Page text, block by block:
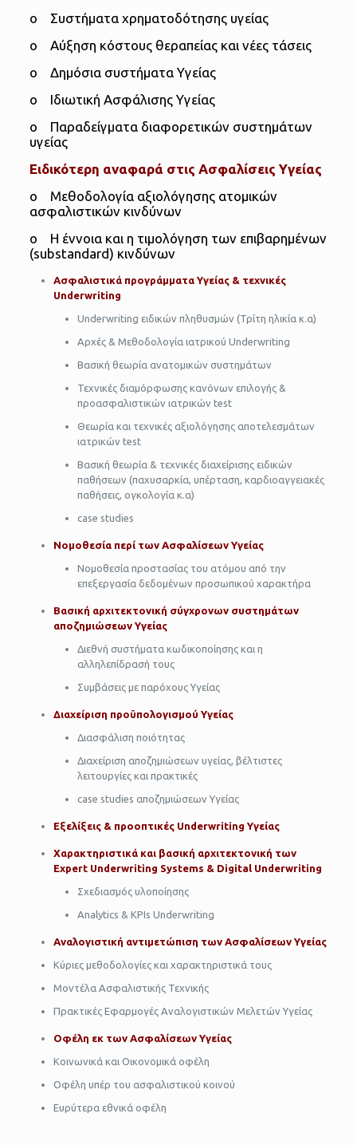
o Συστήματα χρηματοδότησης υγείας
o Αύξηση κόστους θεραπείας και νέες τάσεις
o Δημόσια συστήματα Υγείας
o Ιδιωτική Ασφάλισης Υγείας
o Παραδείγματα διαφορετικών συστημάτων
υγείας
Ειδικότερη αναφαρά στις Ασφαλίσεις Υγείας
o Μεθοδολογία αξιολόγησης ατομικών
ασφαλιστικών κινδύνων
o Η έννοια και η τιμολόγηση των επιβαρημένων
(substandard) κινδύνων
Ασφαλιστικά προγράμματα Υγείας & τεχνικές
Underwriting
Underwriting ειδικών πληθυσμών (Τρίτη ηλικία κ.α)
Αρχές & Μεθοδολογία ιατρικού Underwriting
Βασική θεωρία ανατομικών συστημάτων
Τεχνικές διαμόρφωσης κανόνων επιλογής &
προασφαλιστικών ιατρικών test
Θεωρία και τεχνικές αξιολόγησης αποτελεσμάτων
ιατρικών test
Βασική θεωρία & τεχνικές διαχείρισης ειδικών
παθήσεων (παχυσαρκία, υπέρταση, καρδιοαγγειακές
παθήσεις, ογκολογία κ.α)
case studies
Νομοθεσία περί των Ασφαλίσεων Υγείας
Νομοθεσία προστασίας του ατόμου από την
επεξεργασία δεδομένων προσωπικού χαρακτήρα
Βασική αρχιτεκτονική σύγχρονων συστημάτων
αποζημιώσεων Υγείας
Διεθνή συστήματα κωδικοποίησης και η
αλληλεπίδρασή τους
Συμβάσεις µε παρόχους Υγείας
Διαχείριση προϋπολογισµού Υγείας
Διασφάλιση ποιότητας
Διαχείριση αποζημιώσεων υγείας, βέλτιστες
λειτουργίες και πρακτικές
case studies αποζημιώσεων Υγείας
Εξελίξεις & προοπτικές Underwriting Υγείας
Χαρακτηριστικά και βασική αρχιτεκτονική των
Expert Underwriting Systems & Digital Underwriting
Σχεδιασμός υλοποίησης
Analytics & KPIs Underwriting
Αναλογιστική αντιμετώπιση των Ασφαλίσεων Υγείας
Κύριες μεθοδολογίες και χαρακτηριστικά τους
Μοντέλα Ασφαλιστικής Τεχνικής
Πρακτικές Εφαρμογές Αναλογιστικών Μελετών Υγείας
Οφέλη εκ των Ασφαλίσεων Υγείας
Κοινωνικά και Οικονομικά οφέλη
Οφέλη υπέρ του ασφαλιστικού κοινού
Ευρύτερα εθνικά οφέλη